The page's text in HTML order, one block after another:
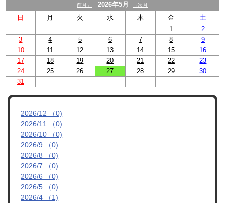
U-12
U-15
試合結果
前月← 2026年5月 →次月
日 月 火 水 木 金
土
1
2
3
4 5 6 7 8
9
10
11 12 13 14 15
16
17
18 19 20 21 22
23
24
25 26 27 28 29
30
31
2026/12 （0)
2026/11 （0)
2026/10 （0)
2026/9 （0)
2026/8 （0)
2026/7 （0)
2026/6 （0)
2026/5 （0)
2026/4 （1)